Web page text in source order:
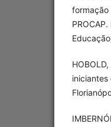
formação
iniciantes